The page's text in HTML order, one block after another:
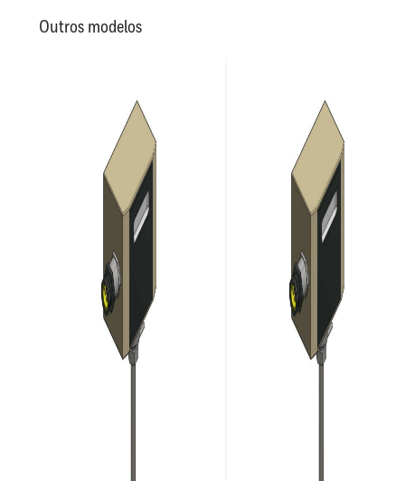
Outros modelos